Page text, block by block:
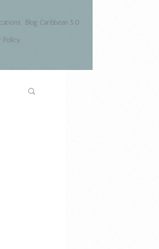
Blog Caribbean 5.0
Policy